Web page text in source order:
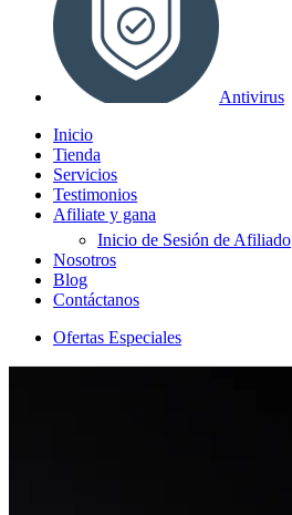
Antivirus
Inicio
Tienda
Servicios
Testimonios
Afiliate y gana
Inicio de Sesión de Afiliado
Nosotros
Blog
Contáctanos
Ofertas Especiales